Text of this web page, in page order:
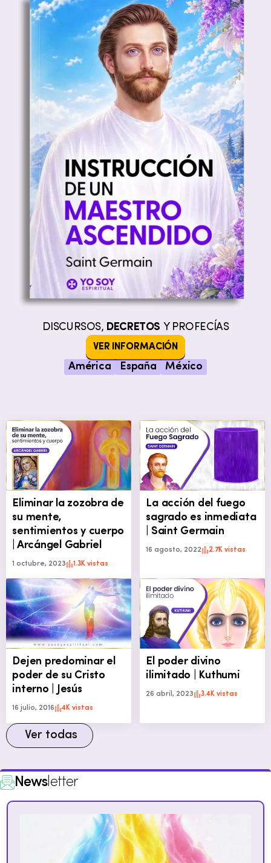
DISCURSOS, DECRETOS Y PROFECÍAS
VER INFORMACIÓN
América España México
Eliminar la zozobra de
su mente,
sentimientos y cuerpo
| Arcángel Gabriel
1 octubre, 2023 1.3K vistas
La acción del fuego
sagrado es inmediata
| Saint Germain
16 agosto, 2022 2.7K vistas
Dejen predominar el
poder de su Cristo
interno | Jesús
16 julio, 2016 4K vistas
El poder divino
ilimitado | Kuthumi
26 abril, 2023 3.4K vistas
Ver todas
Newsletter